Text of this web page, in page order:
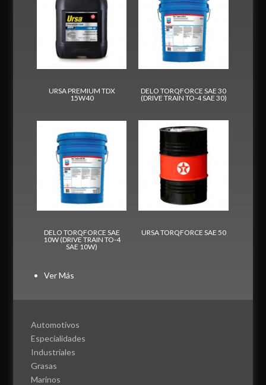
URSA PREMIUM TDX
15W40
DELO TORQFORCE SAE 30
(DRIVE TRAIN TO-4 SAE 30)
DELO TORQFORCE SAE
10W (DRIVE TRAIN TO-4
SAE 10W)
URSA TORQFORCE SAE 50
Ver Más
Automotivos
Especialidades
Industriales
Grasas
Marinos